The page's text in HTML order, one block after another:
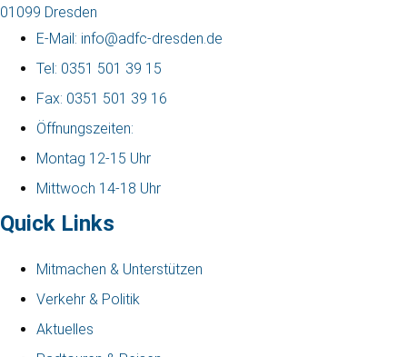
01099 Dresden
E-Mail: info@adfc-dresden.de
Tel: 0351 501 39 15
Fax: 0351 501 39 16
Öffnungszeiten:
Montag 12-15 Uhr
Mittwoch 14-18 Uhr
Quick Links
Mitmachen & Unterstützen
Verkehr & Politik
Aktuelles